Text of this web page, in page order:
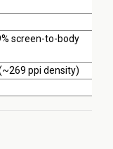
screen-to-body
ppi density)